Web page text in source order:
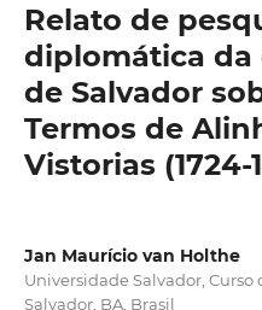
Relato de
diplomática da
de Salvador
Termos de
Vistorias (1724-
Jan Maurício van Holthe
Universidade Salvador,
Salvador, BA, Brasil